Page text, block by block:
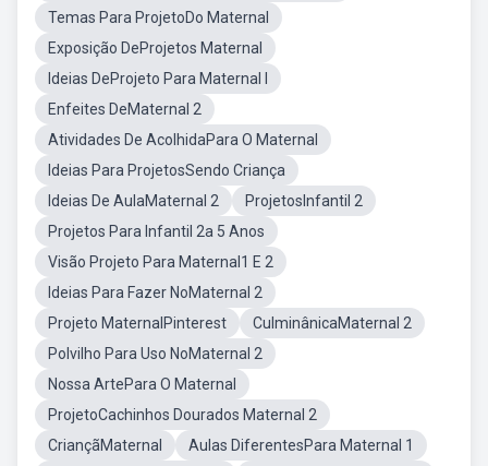
Temas Para ProjetoDo Maternal
Exposição DeProjetos Maternal
Ideias DeProjeto Para Maternal I
Enfeites DeMaternal 2
Atividades De AcolhidaPara O Maternal
Ideias Para ProjetosSendo Criança
Ideias De AulaMaternal 2
ProjetosInfantil 2
Projetos Para Infantil 2a 5 Anos
Visão Projeto Para Maternal1 E 2
Ideias Para Fazer NoMaternal 2
Projeto MaternalPinterest
CulminânicaMaternal 2
Polvilho Para Uso NoMaternal 2
Nossa ArtePara O Maternal
ProjetoCachinhos Dourados Maternal 2
CriançãMaternal
Aulas DiferentesPara Maternal 1